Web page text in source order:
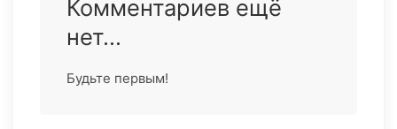
Комментариев ещё
нет...
Будьте первым!